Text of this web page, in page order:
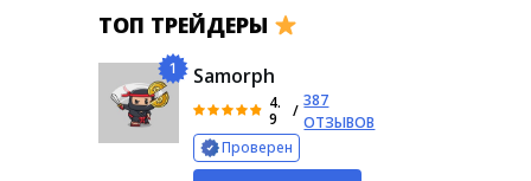
ТОП ТРЕЙДЕРЫ
1 Samorph
4.
9
/
387
ОТЗЫВОВ
Проверен